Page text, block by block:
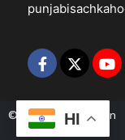
© 2026 -Sach Kahoon
HI